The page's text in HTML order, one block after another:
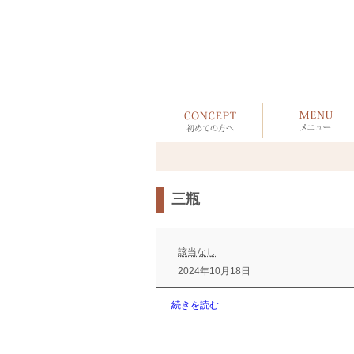
三瓶
該当なし
2024年10月18日
続きを読む